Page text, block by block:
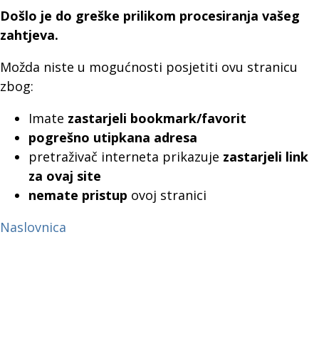
Došlo je do greške prilikom procesiranja vašeg
zahtjeva.
Možda niste u mogućnosti posjetiti ovu stranicu
zbog:
Imate zastarjeli bookmark/favorit
pogrešno utipkana adresa
pretraživač interneta prikazuje zastarjeli link
za ovaj site
nemate pristup ovoj stranici
Naslovnica